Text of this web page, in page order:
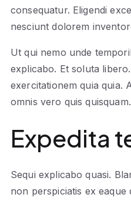
consequatur. Eligendi
nesciunt dolorem
Ut qui nemo unde
explicabo. Et soluta
exercitationem quia quia.
omnis vero quis quisquam.
Expedita
Sequi explicabo quasi.
non perspiciatis ex eaque